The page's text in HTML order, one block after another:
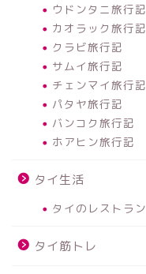
ウドンタニ旅行記
カオラック旅行記
クラビ旅行記
サムイ旅行記
チェンマイ旅行記
パタヤ旅行記
バンコク旅行記
ホアヒン旅行記
タイ生活
タイのレストラン
タイ筋トレ